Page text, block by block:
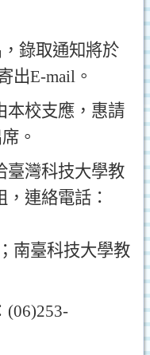
， 錄取通知將於
出E-mail 。
本校支應 ， 惠請
。
臺灣科技大學教
， 連絡電話 ：
南臺科技大學教
(06)253-